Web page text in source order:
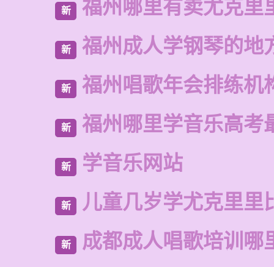
新 福州哪里有卖尤克里
新 福州成人学钢琴的地
新 福州唱歌年会排练机
新 福州哪里学音乐高考
新 学音乐网站
新 儿童几岁学尤克里里
新 成都成人唱歌培训哪